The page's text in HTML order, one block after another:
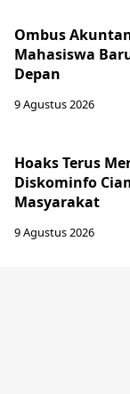
Ombus
Mahasiswa
Depan
9 Agustus 2026
Hoaks Terus
Diskominfo
Masyarakat
9 Agustus 2026